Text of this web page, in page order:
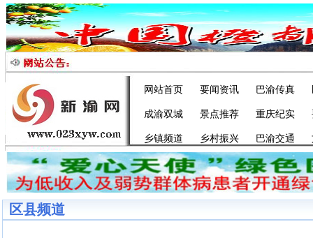
网站首页 要闻资讯 巴渝传真
成渝双城 景点推荐 重庆纪实
乡镇频道 乡村振兴 巴渝交通
区县频道